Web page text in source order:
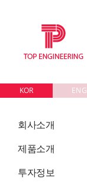
KOR ENG
회사소개
제품소개
투자정보